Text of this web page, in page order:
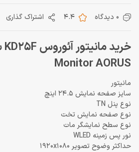
0 دیدگاه 4.4 اشتراک گذاری
Monitor AORUS
مانیتور
سایز صفحه نمایش 24.5 اینچ
نوع پنل TN
نوع صفحه نمایش تخت
نوع سطح نمایشگر مات
نور پس زمینه WLED
حداکثر وضوح تصویر 1920x1080